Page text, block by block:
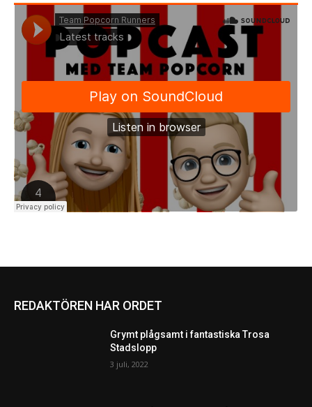
REDAKTÖREN HAR ORDET
Grymt plågsamt i fantastiska Trosa
Stadslopp
3 juli, 2022